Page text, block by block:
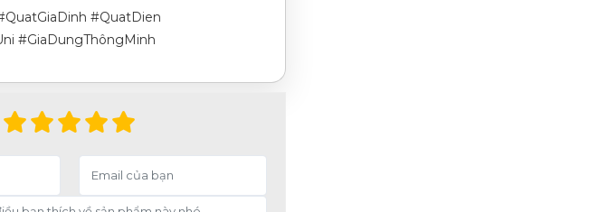
#QuatDien
#GiaDungThôngMinh